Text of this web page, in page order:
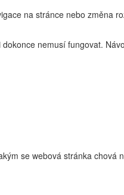
na stránce nebo změna
nemusí fungovat.
se webová stránka